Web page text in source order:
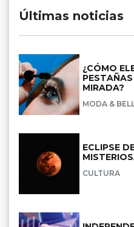
Últimas noticias
¿CÓMO
MIRADA?
MODA &
ECLIPSE
CULTURA